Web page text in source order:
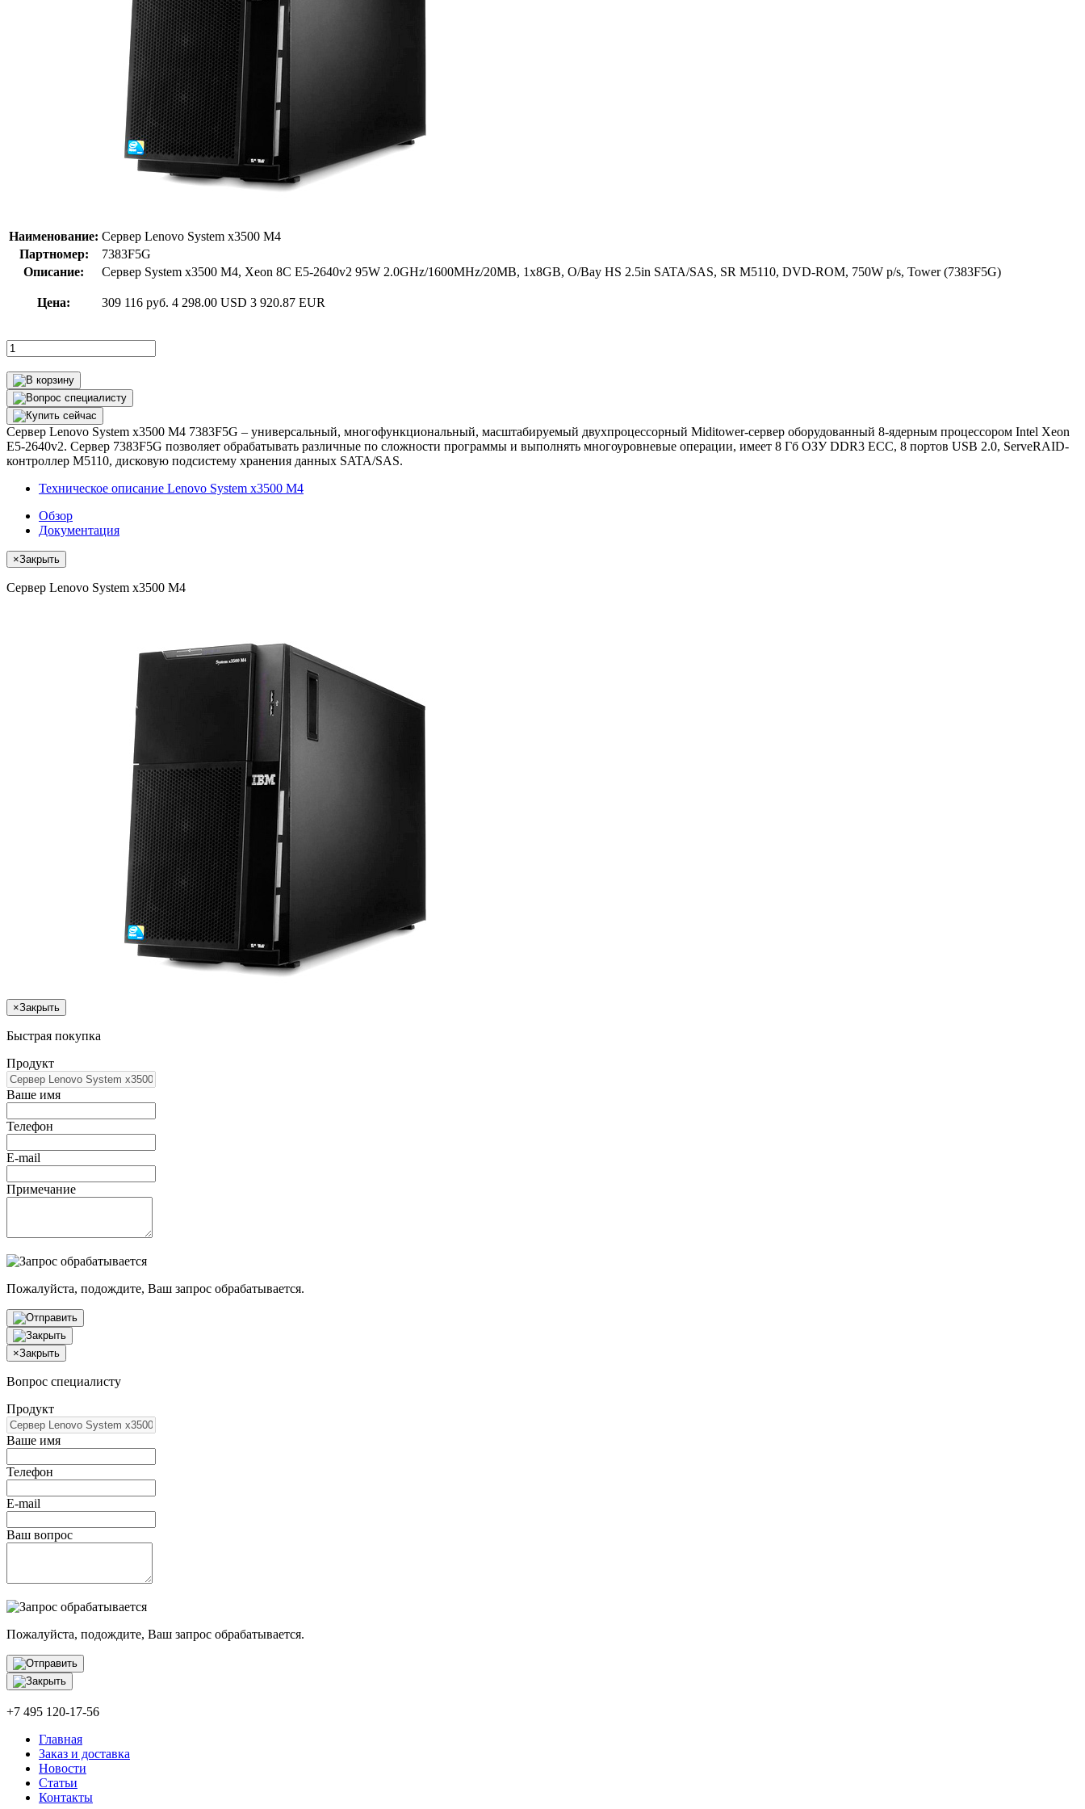
Наименование: Сервер Lenovo System x3500 M4
Партномер:
7383F5G
Описание:
Сервер System x3500 M4, Xeon 8C E5-2640v2 95W 2.0GHz/1600MHz/20MB, 1x8GB, O/Bay HS 2.5in SATA/SAS, SR M5110, DVD-ROM, 750W p/s, Tower (7383F5G)
Цена: 309 116 руб. 4 298.00 USD 3 920.87 EUR
Сервер Lenovo System x3500 M4 7383F5G – универсальный, многофункциональный, масштабируемый двухпроцессорный Miditower-сервер оборудованный 8-ядерным процессором Intel Xeon
E5-2640v2. Сервер 7383F5G позволяет обрабатывать различные по сложности программы и выполнять многоуровневые операции, имеет 8 Гб ОЗУ DDR3 ECC, 8 портов USB 2.0, ServeRAID-
контроллер М5110, дисковую подсистему хранения данных SATA/SAS.
Техническое описание Lenovo System x3500 M4
Обзор
Документация
×Закрыть
Сервер Lenovo System x3500 M4
×Закрыть
Быстрая покупка
Продукт
Ваше имя
Телефон
E-mail
Примечание
Пожалуйста, подождите, Ваш запрос обрабатывается.
×Закрыть
Вопрос специалисту
Продукт
Ваше имя
Телефон
E-mail
Ваш вопрос
Пожалуйста, подождите, Ваш запрос обрабатывается.
+7 495 120-17-56
Главная
Заказ и доставка
Новости
Статьи
Контакты